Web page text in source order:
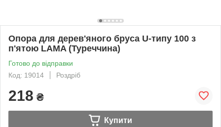
Опора для дерев'яного бруса U-типу 100 з
п'ятою LAMA (Туреччина)
Готово до відправки
Код: 19014
Роздріб
218 ₴
Купити